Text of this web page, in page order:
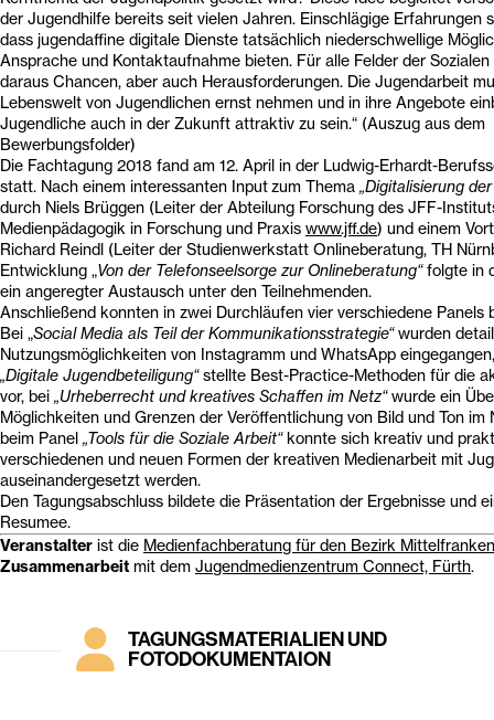
der Jugendhilfe bereits seit vielen Jahren. Einschlägige Erfahrungen
dass jugendaffine digitale Dienste tatsächlich niederschwellige
Ansprache und Kontaktaufnahme bieten. Für alle Felder der
daraus Chancen, aber auch Herausforderungen. Die Jugendarbeit
Lebenswelt von Jugendlichen ernst nehmen und in ihre Angebote
Jugendliche auch in der Zukunft attraktiv zu sein.“ (Auszug aus dem
Bewerbungsfolder)
Die Fachtagung 2018 fand am 12. April in der Ludwig-Erhardt-
statt. Nach einem interessanten Input zum Thema „Digitalisierung
durch Niels Brüggen (Leiter der Abteilung Forschung des JFF-
Medienpädagogik in Forschung und Praxis www.jff.de) und einem
Richard Reindl (Leiter der Studienwerkstatt Onlineberatung, TH
Entwicklung „Von der Telefonseelsorge zur Onlineberatung“folgte in
ein angeregter Austausch unter den Teilnehmenden.
Anschließend konnten in zwei Durchläufen vier verschiedene Panels
Bei „Social Media als Teil der Kommunikationsstrategie“wurden
Nutzungsmöglichkeiten von Instagramm und WhatsApp
„Digitale Jugendbeteiligung“stellte Best-Practice-Methoden für die
vor, bei „Urheberrecht und kreatives Schaffen im Netz“wurde ein
Möglichkeiten und Grenzen der Veröffentlichung von Bild und Ton im
beim Panel „Tools für die Soziale Arbeit“konnte sich kreativ und
verschiedenen und neuen Formen der kreativen Medienarbeit mit
auseinandergesetzt werden.
Den Tagungsabschluss bildete die Präsentation der Ergebnisse und
Resumee.
Veranstalter ist die Medienfachberatung für den Bezirk Mittelfranken
Zusammenarbeit mit dem Jugendmedienzentrum Connect, Fürth.
TAGUNGSMATERIALIEN UND
FOTODOKUMENTAION